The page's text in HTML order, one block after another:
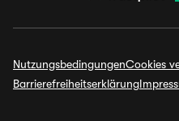
NutzungsbedingungenCookies
Barrierefreiheitserklärung